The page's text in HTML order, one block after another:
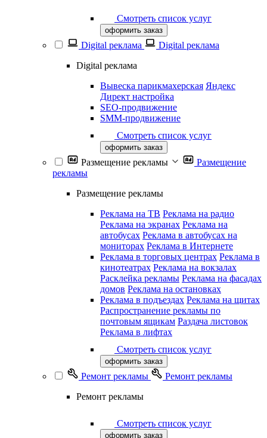
Смотреть список услуг
оформить заказ
Digital реклама
Digital реклама
Digital реклама
Вывеска парикмахерская Яндекс
Директ настройка
SEO-продвижение
SММ-продвижение
Смотреть список услуг
оформить заказ
Размещение рекламы
Размещение
рекламы
Размещение рекламы
Реклама на ТВ Реклама на радио
Реклама на экранах Реклама на
автобусах Реклама в автобусах на
мониторах Реклама в Интернете
Реклама в торговых центрах Реклама в
кинотеатрах Реклама на вокзалах
Расклейка рекламы Реклама на фасадах
домов Реклама на остановках
Реклама в подъездах Реклама на щитах
Распространение рекламы по
почтовым ящикам Раздача листовок
Реклама в лифтах
Смотреть список услуг
оформить заказ
Ремонт рекламы
Ремонт рекламы
Ремонт рекламы
Смотреть список услуг
оформить заказ